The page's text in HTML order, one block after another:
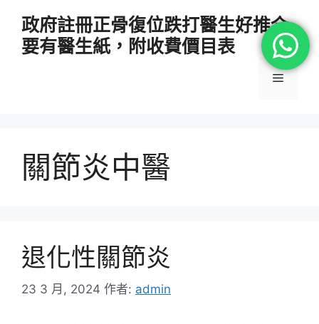
政府註冊正骨復位跌打醫生好推介
要有醫生紙，附收費價目表
選
關節炎中醫
退化性關節炎
23 3 月, 2024 作者: admin